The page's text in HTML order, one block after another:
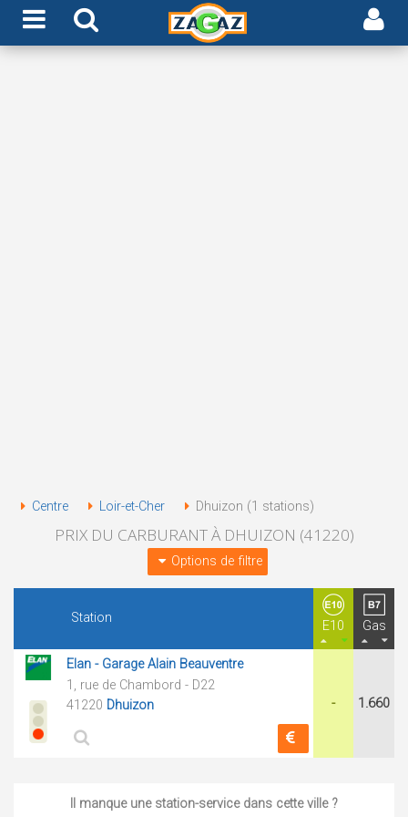
Centre Loir-et-Cher Dhuizon (1 stations)
PRIX DU CARBURANT À DHUIZON (41220)
Options de filtre
Station
E10 Gas
Elan - Garage Alain Beauventre
1, rue de Chambord - D22
41220 Dhuizon - 1.660
Il manque une station-service dans cette ville ?